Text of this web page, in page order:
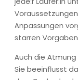
Anpassungen
starren
Auch die
Sie beeinflusst